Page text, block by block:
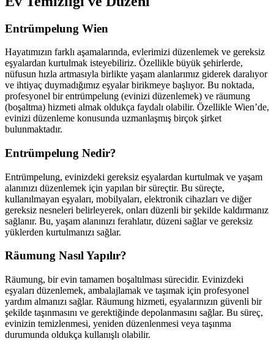
Entrümpelung Wien
Hayatımızın farklı aşamalarında, evlerimizi düzenlemek ve gereksiz
eşyalardan kurtulmak isteyebiliriz. Özellikle büyük şehirlerde,
nüfusun hızla artmasıyla birlikte yaşam alanlarımız giderek daralıyor
ve ihtiyaç duymadığımız eşyalar birikmeye başlıyor. Bu noktada,
profesyonel bir entrümpelung (evinizi düzenlemek) ve räumung
(boşaltma) hizmeti almak oldukça faydalı olabilir. Özellikle Wien’de,
evinizi düzenleme konusunda uzmanlaşmış birçok şirket
bulunmaktadır.
Entrümpelung Nedir?
Entrümpelung, evinizdeki gereksiz eşyalardan kurtulmak ve yaşam
alanınızı düzenlemek için yapılan bir süreçtir. Bu süreçte,
kullanılmayan eşyaları, mobilyaları, elektronik cihazları ve diğer
gereksiz nesneleri belirleyerek, onları düzenli bir şekilde kaldırmanız
sağlanır. Bu, yaşam alanınızı ferahlatır, düzeni sağlar ve gereksiz
yüklerden kurtulmanızı sağlar.
Räumung Nasıl Yapılır?
Räumung, bir evin tamamen boşaltılması sürecidir. Evinizdeki
eşyaları düzenlemek, ambalajlamak ve taşımak için profesyonel
yardım almanızı sağlar. Räumung hizmeti, eşyalarınızın güvenli bir
şekilde taşınmasını ve gerektiğinde depolanmasını sağlar. Bu süreç,
evinizin temizlenmesi, yeniden düzenlenmesi veya taşınma
durumunda oldukça kullanışlı olabilir.